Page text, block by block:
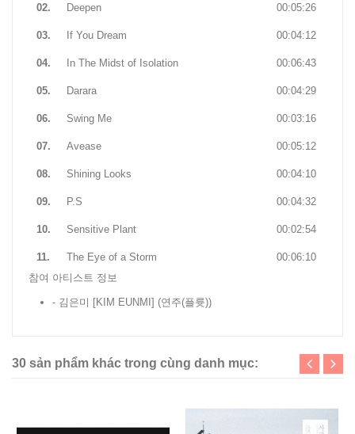
02. Deepen 00:05:26
03. If You Dream 00:04:12
04. In The Midst of Isolation 00:06:43
05. Darara 00:04:29
06. Swing Me 00:03:16
07. Avease 00:05:12
08. Shining Looks 00:04:10
09. P.S 00:04:32
10. Sensitive Plant 00:02:54
11. The Eye of a Storm
00:06:10
참여 아티스트 정보
- 김은미 [KIM EUNMI] (연주(플륫))
30 sản phẩm khác trong cùng danh mục: